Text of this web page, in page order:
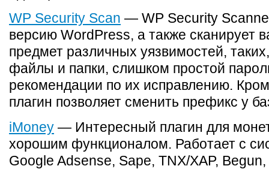
WP Security Scan — WP Security
версию WordPress, а также сканирует
предмет различных уязвимостей,
файлы и папки, слишком простой
рекомендации по их исправлению.
плагин позволяет сменить префикс у
iMoney — Интересный плагин для
хорошим функционалом. Работает с
Google Adsense, Sape, TNX/XAP,